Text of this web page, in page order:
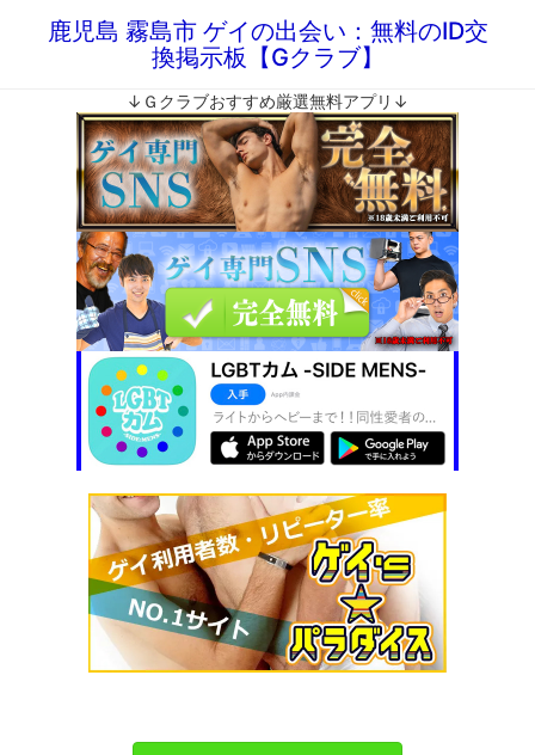
鹿児島 霧島市 ゲイの出会い：無料のID交
換掲示板【Gクラブ】
↓Ｇクラブおすすめ厳選無料アプリ↓